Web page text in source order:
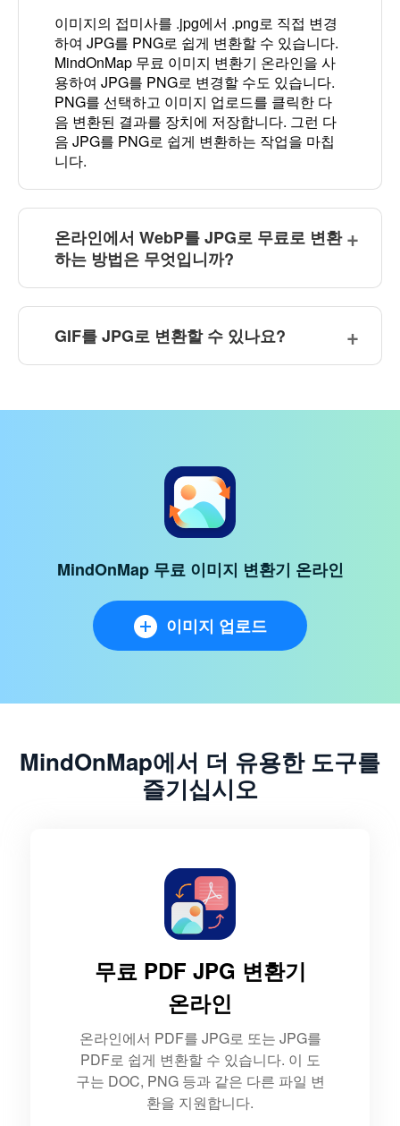
이미지의 접미사를 .jpg에서 .png로 직접 변경
하여 JPG를 PNG로 쉽게 변환할 수 있습니다.
MindOnMap 무료 이미지 변환기 온라인을 사
용하여 JPG를 PNG로 변경할 수도 있습니다.
PNG를 선택하고 이미지 업로드를 클릭한 다
음 변환된 결과를 장치에 저장합니다. 그런 다
음 JPG를 PNG로 쉽게 변환하는 작업을 마칩
니다.
온라인에서 WebP를 JPG로 무료로 변환
하는 방법은 무엇입니까?
GIF를 JPG로 변환할 수 있나요?
MindOnMap 무료 이미지 변환기 온라인
이미지 업로드
MindOnMap에서 더 유용한 도구를
즐기십시오
무료 PDF JPG 변환기
온라인
온라인에서 PDF를 JPG로 또는 JPG를
PDF로 쉽게 변환할 수 있습니다. 이 도
구는 DOC, PNG 등과 같은 다른 파일 변
환을 지원합니다.